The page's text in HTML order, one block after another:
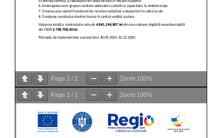
Page 1 / 2 Zoom 100%
Page 1 / 1 Zoom 100%